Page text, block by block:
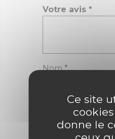
Votre avis *
Nom*
Ce site
donne le